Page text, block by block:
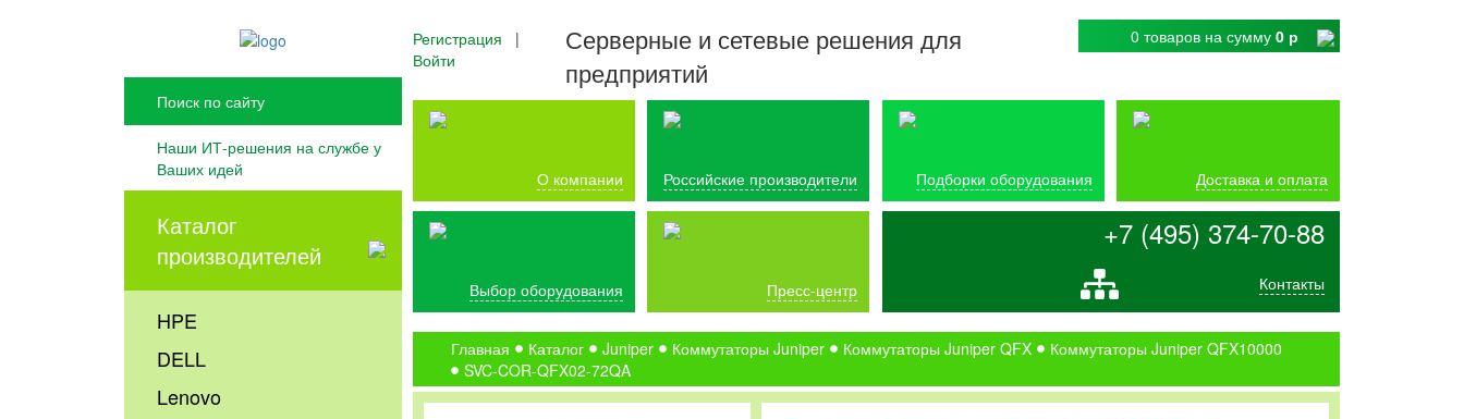
Наши ИТ-решения на службе у
Ваших идей
Каталог
производителей
HPE
DELL
Lenovo
Регистрация |
Войти
Серверные и сетевые решения для
предприятий
0 товаров на сумму 0 р
О компании Российские производители Подборки оборудования Доставка и оплата
Выбор оборудования Пресс-центр
+7 (495) 374-70-88
Контакты
Главная Каталог Juniper Коммутаторы Juniper Коммутаторы Juniper QFX
Коммутаторы Juniper QFX10000
SVC-COR-QFX02-72QA